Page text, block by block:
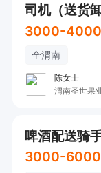
司机（送货卸
3000-4000
全渭南
陈女士
渭南圣世果
啤酒配送骑
3000-6000